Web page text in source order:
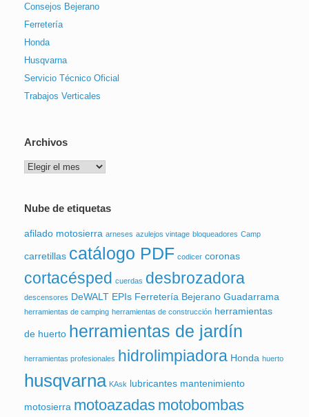
Consejos Bejerano
Ferretería
Honda
Husqvarna
Servicio Técnico Oficial
Trabajos Verticales
Archivos
Archivos
Nube de etiquetas
afilado motosierra arneses azulejos vintage bloqueadores Camp
carretillas catálogo PDF codicer coronas
cortacésped cuerdas desbrozadora
descensores DeWALT EPIs Ferretería Bejerano Guadarrama
herramientas de camping herramientas de construcción herramientas
de huerto herramientas de jardín
herramientas profesionales hidrolimpiadora Honda huerto
husqvarna KAsk lubricantes mantenimiento
motosierra motoazadas motobombas